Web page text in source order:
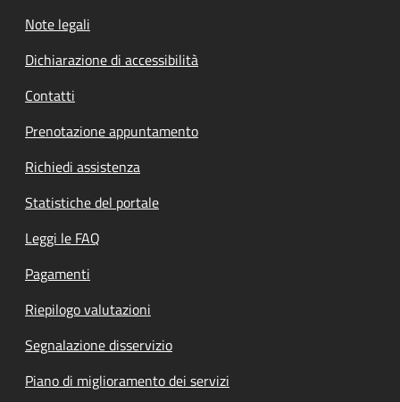
Note legali
Dichiarazione di accessibilità
Contatti
Prenotazione appuntamento
Richiedi assistenza
Statistiche del portale
Leggi le FAQ
Pagamenti
Riepilogo valutazioni
Segnalazione disservizio
Piano di miglioramento dei servizi